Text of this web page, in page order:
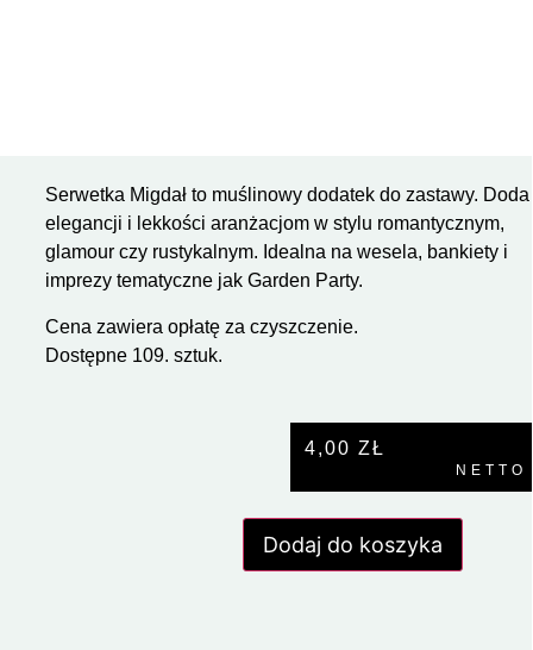
Serwetka Migdał to muślinowy dodatek do zastawy. Doda
elegancji i lekkości aranżacjom w stylu romantycznym,
glamour czy rustykalnym. Idealna na wesela, bankiety i
imprezy tematyczne jak Garden Party.
Cena zawiera opłatę za czyszczenie.
Dostępne 109. sztuk.
4,00 ZŁ
NETTO
Dodaj do koszyka